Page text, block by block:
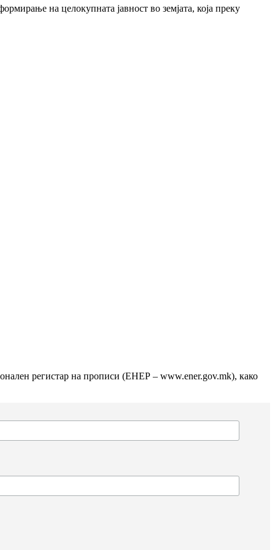
на целокупната јавност во земјата, која преку
регистар на прописи (ЕНЕР – www.ener.gov.mk), како